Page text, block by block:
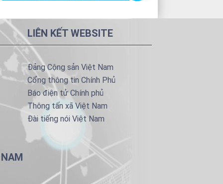
LIÊN KẾT WEBSITE
Đảng Cộng sản Việt Nam
Cổng thông tin Chính Phủ
Báo điện tử Chính phủ
Thông tấn xã Việt Nam
Đài tiếng nói Việt Nam